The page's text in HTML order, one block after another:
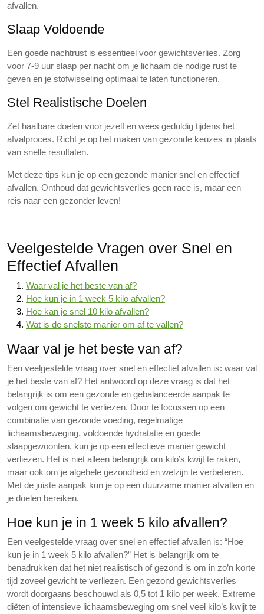
afvallen.
Slaap Voldoende
Een goede nachtrust is essentieel voor gewichtsverlies. Zorg
voor 7-9 uur slaap per nacht om je lichaam de nodige rust te
geven en je stofwisseling optimaal te laten functioneren.
Stel Realistische Doelen
Zet haalbare doelen voor jezelf en wees geduldig tijdens het
afvalproces. Richt je op het maken van gezonde keuzes in plaats
van snelle resultaten.
Met deze tips kun je op een gezonde manier snel en effectief
afvallen. Onthoud dat gewichtsverlies geen race is, maar een
reis naar een gezonder leven!
Veelgestelde Vragen over Snel en
Effectief Afvallen
Waar val je het beste van af?
Hoe kun je in 1 week 5 kilo afvallen?
Hoe kan je snel 10 kilo afvallen?
Wat is de snelste manier om af te vallen?
Waar val je het beste van af?
Een veelgestelde vraag over snel en effectief afvallen is: waar val
je het beste van af? Het antwoord op deze vraag is dat het
belangrijk is om een gezonde en gebalanceerde aanpak te
volgen om gewicht te verliezen. Door te focussen op een
combinatie van gezonde voeding, regelmatige
lichaamsbeweging, voldoende hydratatie en goede
slaapgewoonten, kun je op een effectieve manier gewicht
verliezen. Het is niet alleen belangrijk om kilo’s kwijt te raken,
maar ook om je algehele gezondheid en welzijn te verbeteren.
Met de juiste aanpak kun je op een duurzame manier afvallen en
je doelen bereiken.
Hoe kun je in 1 week 5 kilo afvallen?
Een veelgestelde vraag over snel en effectief afvallen is: “Hoe
kun je in 1 week 5 kilo afvallen?” Het is belangrijk om te
benadrukken dat het niet realistisch of gezond is om in zo’n korte
tijd zoveel gewicht te verliezen. Een gezond gewichtsverlies
wordt doorgaans beschouwd als 0,5 tot 1 kilo per week. Extreme
diëten of intensieve lichaamsbeweging om snel veel kilo’s kwijt te